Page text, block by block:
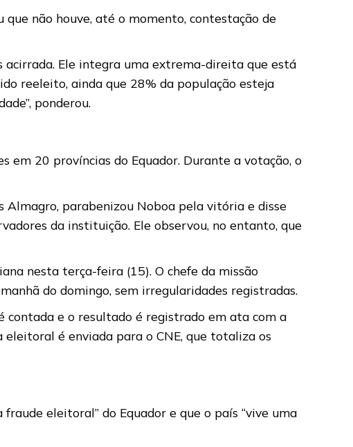
não houve, até o momento, contestação de
acirrada. Ele integra uma extrema-direita que está
reeleito, ainda que 28% da população esteja
ponderou.
em 20 províncias do Equador. Durante a votação, o
Almagro, parabenizou Noboa pela vitória e disse
da instituição. Ele observou, no entanto, que
nesta terça-feira (15). O chefe da missão
do domingo, sem irregularidades registradas.
contada e o resultado é registrado em ata com a
é enviada para o CNE, que totaliza os
eleitoral” do Equador e que o país “vive uma